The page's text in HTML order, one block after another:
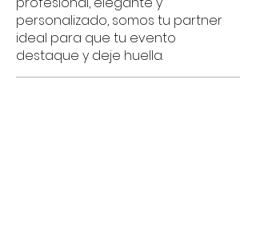
personalizado, somos tu partner
ideal para que tu evento
destaque y deje huella.